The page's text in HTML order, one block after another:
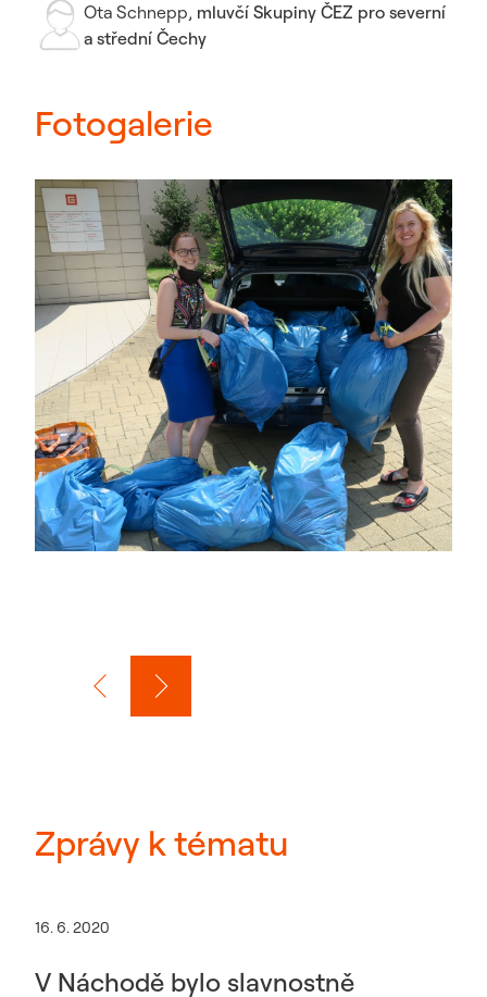
Ota Schnepp, mluvčí Skupiny ČEZ pro severní
a střední Čechy
Fotogalerie
Zprávy k tématu
16. 6. 2020
V Náchodě bylo slavnostně